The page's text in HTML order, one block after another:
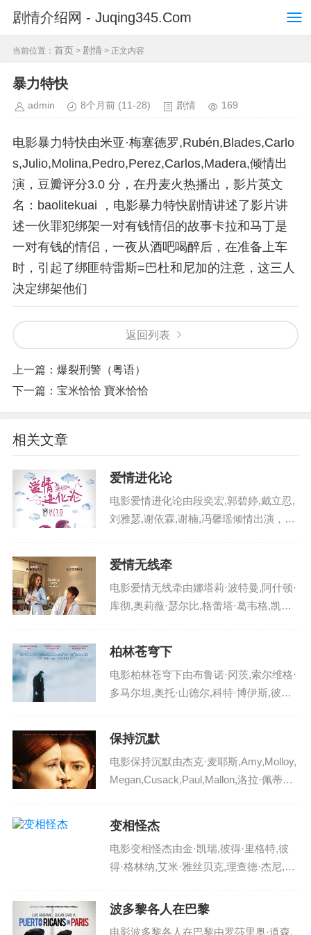
剧情介绍网 - Juqing345.Com
当前位置： 首页 > 剧情 > 正文内容
暴力特快
admin 8个月前 (11-28) 剧情 169
电影暴力特快由米亚·梅塞德罗,Rubén,Blades,Carlo
s,Julio,Molina,Pedro,Perez,Carlos,Madera,倾情出
演，豆瓣评分3.0 分，在丹麦火热播出，影片英文
名：baolitekuai ，电影暴力特快剧情讲述了影片讲
述一伙罪犯绑架一对有钱情侣的故事卡拉和马丁是
一对有钱的情侣，一夜从酒吧喝醉后，在准备上车
时，引起了绑匪特雷斯=巴杜和尼加的注意，这三人
决定绑架他们
返回列表
上一篇： 爆裂刑警（粤语）
下一篇： 宝米恰恰 寶米恰恰
相关文章
爱情进化论
电影爱情进化论由段奕宏,郭碧婷,戴立忍,
刘雅瑟,谢依霖,谢楠,冯馨瑶倾情出演，豆
化论剧情讲述了正值适婚年...
爱情无线牵
电影爱情无线牵由娜塔莉·波特曼,阿什顿·
库彻,奥莉薇·瑟尔比,格蕾塔·葛韦格,凯文·
文名：aiqingwuxianqian...
柏林苍穹下
电影柏林苍穹下由布鲁诺·冈茨,索尔维格·
多马尔坦,奥托·山德尔,科特·博伊斯,彼得·
ngqiongxia ，电...
保持沉默
电影保持沉默由杰克·麦耶斯,Amy,Molloy,
Megan,Cusack,Paul,Mallon,洛拉·佩蒂克
变相怪杰
电影变相怪杰由金·凯瑞,彼得·里格特,彼
得·格林纳,艾米·雅丝贝克,理查德·杰尼,Or
ohnny,Williams,雷格·E·凯蒂,Jim,D...
波多黎各人在巴黎
电影波多黎各人在巴黎由罗莎里奥·道森,